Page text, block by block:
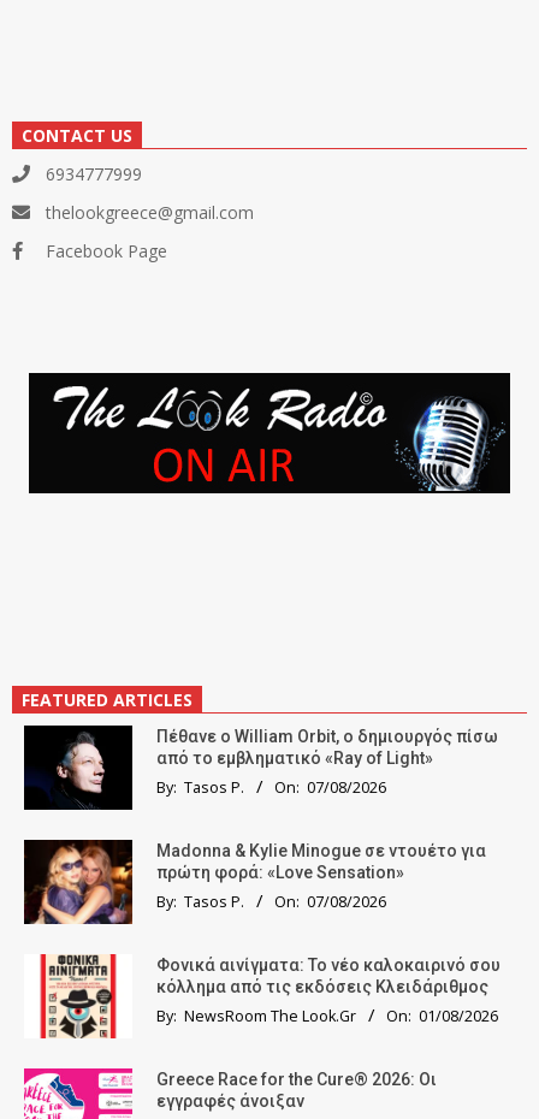
CONTACT US
6934777999
thelookgreece@gmail.com
Facebook Page
FEATURED ARTICLES
Πέθανε ο William Orbit, ο δημιουργός πίσω
από το εμβληματικό «Ray of Light»
By: Tasos P. On: 07/08/2026
Madonna & Kylie Minogue σε ντουέτο για
πρώτη φορά: «Love Sensation»
By: Tasos P. On: 07/08/2026
Φονικά αινίγματα: Το νέο καλοκαιρινό σου
κόλλημα από τις εκδόσεις Κλειδάριθμος
By: NewsRoom The Look.Gr On: 01/08/2026
Greece Race for the Cure® 2026: Οι
εγγραφές άνοιξαν